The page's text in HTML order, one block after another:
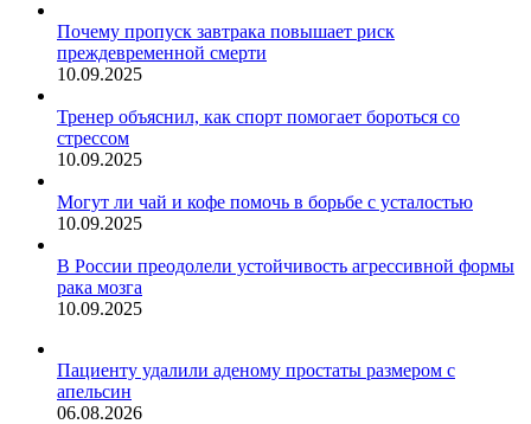
Почему пропуск завтрака повышает риск
преждевременной смерти
10.09.2025
Тренер объяснил, как спорт помогает бороться со
стрессом
10.09.2025
Могут ли чай и кофе помочь в борьбе с усталостью
10.09.2025
В России преодолели устойчивость агрессивной формы
рака мозга
10.09.2025
Пациенту удалили аденому простаты размером с
апельсин
06.08.2026